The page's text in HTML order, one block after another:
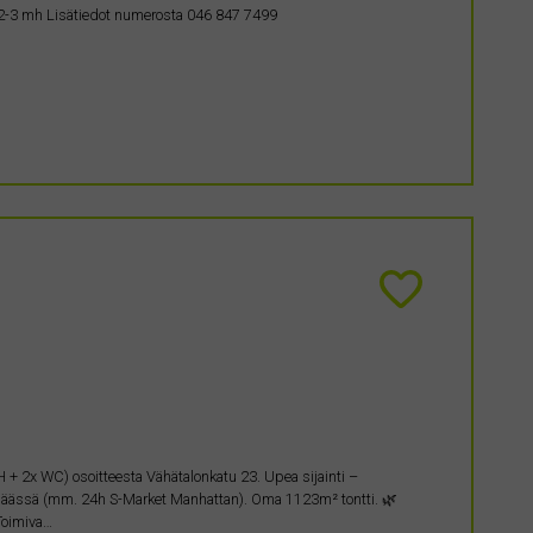
3 mh Lisätiedot numerosta 046 847 7499
2x WC) osoitteesta Vähätalonkatu 23. Upea sijainti –
(mm. 24h S-Market Manhattan). Oma 1123m² tontti. 🌿